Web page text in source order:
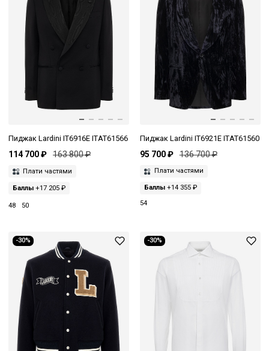
Пиджак Lardini IT6916E ITAT61566
114 700 ₽ 163 800 ₽
Плати частями
Баллы +17 205 ₽
48 50
Пиджак Lardini IT6921E ITAT61560
95 700 ₽ 136 700 ₽
Плати частями
Баллы+14 355 ₽
54
-30% -30%